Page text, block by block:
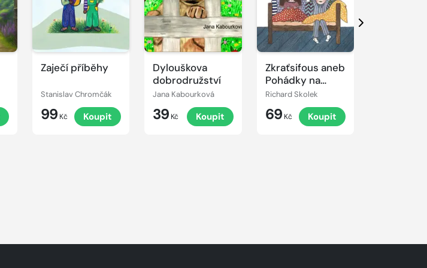
Zaječí příběhy
Stanislav Chromčák
99 Kč Koupit
Dylouškova
dobrodružství
Jana Kabourková
39 Kč Koupit
Zkraťsifous aneb
Pohádky na
dobré ráno
Richard Skolek
69 Kč Koupit
Další